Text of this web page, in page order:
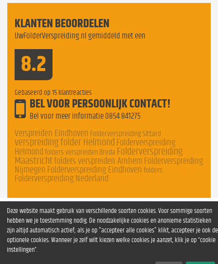
KLANTEN BEOORDELEN
UwFolderVerspreiding.nl gemiddeld met een
8.2
Gebaseerd op 15 klantreacties
BEL VOOR PERSOONLIJK CONTACT!
Bel voor meer informatie 0854 841275
Verspreiden Eindhoven Folderverspreiding Sittard
verspreiding folder Helmond Folderverspreiding
Helmond folders verspreiden Breda Folderverspreiding
Maastrichtfolders verspreiden Arnhem Folderverspreiding
Nijmegen Folderverspreiding Eindhoven folders
Folderverspreiding Nederland
Deze website maakt gebruik van verschillende soorten cookies. Voor sommige soorten
hebben we je toestemming nodig. De noodzakelijke cookies en anonieme statistieken
zijn altijd automatisch actief; als je op "accepteer alle cookies" klikt, accepteer je ook de
optionele cookies. Wanneer je zelf wilt kiezen welke cookies je aanzet, klik je op “cookie
instellingen”.